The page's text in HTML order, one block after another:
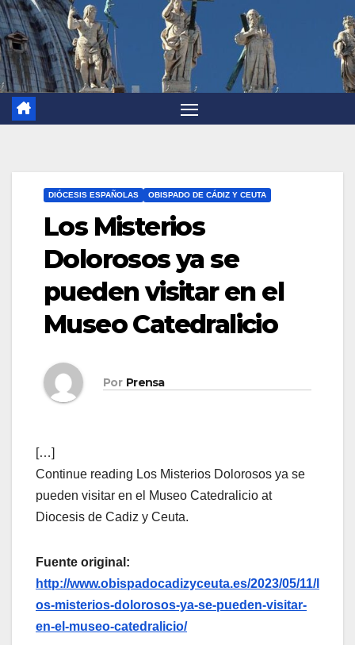
DIÓCESIS ESPAÑOLAS OBISPADO DE CÁDIZ Y CEUTA
Los Misterios
Dolorosos ya se
pueden visitar en el
Museo Catedralicio
Por Prensa
[…]
Continue reading Los Misterios Dolorosos ya se
pueden visitar en el Museo Catedralicio at
Diocesis de Cadiz y Ceuta.
Fuente original:
http://www.obispadocadizyceuta.es/2023/05/11/l
os-misterios-dolorosos-ya-se-pueden-visitar-
en-el-museo-catedralicio/